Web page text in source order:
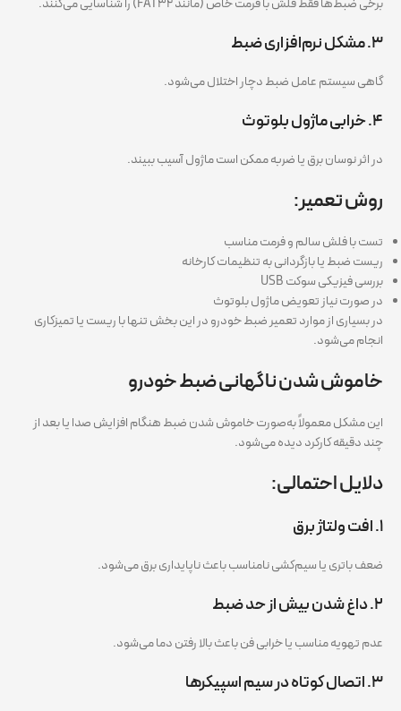
برخی ضبط‌ها فقط فلش با فرمت خاص (مانند FAT32) را شناسایی می‌کنند.
۳. مشکل نرم‌افزاری ضبط
گاهی سیستم عامل ضبط دچار اختلال می‌شود.
۴. خرابی ماژول بلوتوث
در اثر نوسان برق یا ضربه ممکن است ماژول آسیب ببیند.
روش تعمیر:
تست با فلش سالم و فرمت مناسب
ریست ضبط یا بازگردانی به تنظیمات کارخانه
بررسی فیزیکی سوکت USB
در صورت نیاز تعویض ماژول بلوتوث
در بسیاری از موارد تعمیر ضبط خودرو در این بخش تنها با ریست یا تمیزکاری
انجام می‌شود.
خاموش شدن ناگهانی ضبط خودرو
این مشکل معمولاً به‌صورت خاموش شدن ضبط هنگام افزایش صدا یا بعد از
چند دقیقه کارکرد دیده می‌شود.
دلایل احتمالی:
۱. افت ولتاژ برق
ضعف باتری یا سیم‌کشی نامناسب باعث ناپایداری برق می‌شود.
۲. داغ شدن بیش از حد ضبط
عدم تهویه مناسب یا خرابی فن باعث بالا رفتن دما می‌شود.
۳. اتصال کوتاه در سیم اسپیکرها